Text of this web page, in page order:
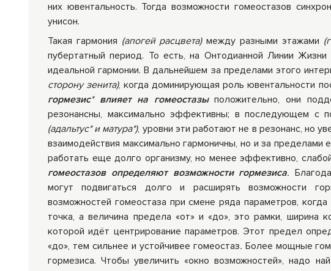
них ювентальность. Тогда возможности гомеостазов
унисон.
Такая гармония (апогей расцвета)между разными этажами
пубертатный период. То есть, на Онтодианной Линии
идеальной гармонии. В дальнейшем за пределами этого
сторону зенита), когда доминирующая роль ювентальности
гормезис*влияет на гомеостазыположительно, они
резонансны, максимально эффективны; в последующем с
(адальтус* и матура*), уровни эти работают не в резонанс, но
взаимодействия максимально гармоничны, но и за пределами
работать еще долго организму, но менее эффективно,
гомеостазов определяют возможности гормезиса.
могут подвигаться долго и расширять возможности
возможностей гомеостаза при смене ряда параметров,
точка, а величина предела «от» и «до», это рамки, ширина
которой идёт центрирование параметров. Этот предел
«до», тем сильнее и устойчивее гомеостаз. Более мощные
гормезиса. Чтобы увеличить «окно возможностей», надо